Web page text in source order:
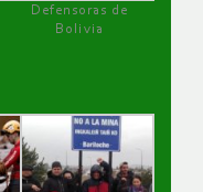
Defensoras de
Bolivia